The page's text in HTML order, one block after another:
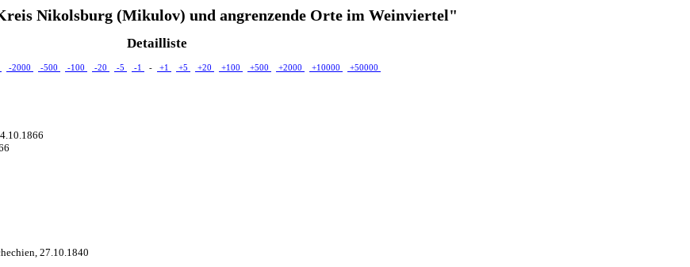
Nikolsburg (Mikulov) und angrenzende Orte im Weinviertel"
Detailliste
-2000 -500 -100 -20 -5 -1 - +1 +5 +20 +100 +500 +2000 +10000 +50000
27.10.1840